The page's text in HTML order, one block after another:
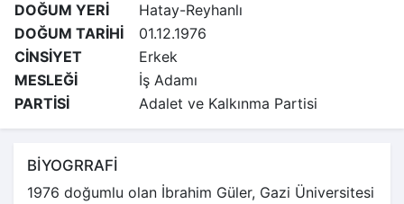
DOĞUM YERİ
Hatay-Reyhanlı
DOĞUM TARİHİ
01.12.1976
CİNSİYET
Erkek
MESLEĞİ
İş Adamı
PARTİSİ
Adalet ve Kalkınma Partisi
BİYOGRRAFİ
1976 doğumlu olan İbrahim Güler, Gazi Üniversitesi